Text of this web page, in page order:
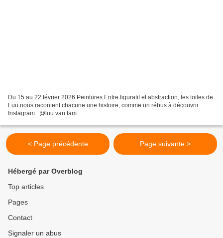
Du 15 au 22 février 2026 Peintures Entre figuratif et abstraction, les toiles de
Luu nous racontent chacune une histoire, comme un rébus à découvrir.
Instagram : @luu.van.tam
< Page précédente Page suivante >
Hébergé par Overblog
Top articles
Pages
Contact
Signaler un abus